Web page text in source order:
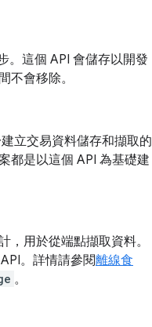
。這個 API 會儲存以開發
不會移除。
立交易資料儲存和擷取的
都是以這個 API 為基礎建
用於從端點擷取資料。
。詳情請參閱離線食
。